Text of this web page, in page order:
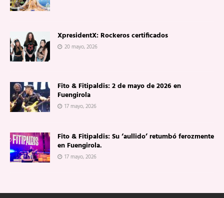
XpresidentX: Rockeros certificados
20 mayo, 2026
Fito & Fitipaldis: 2 de mayo de 2026 en
Fuengirola
17 mayo, 2026
Fito & Fitipaldis: Su ‘aullido’ retumbó ferozmente
en Fuengirola.
17 mayo, 2026